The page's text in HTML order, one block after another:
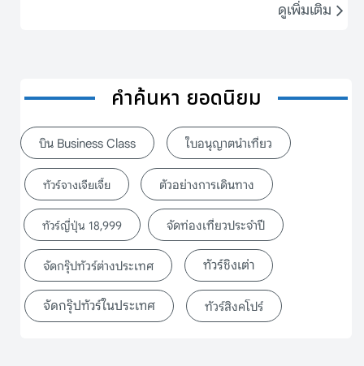
ดูเพิ่มเติม
คำค้นหา ยอดนิยม
บิน Business Class ใบอนุญาตนำเที่ยว
ทัวร์จางเจียเจี้ย ตัวอย่างการเดินทาง
ทัวร์ญี่ปุ่น 18,999 จัดท่องเที่ยวประจำปี
จัดกรุ๊ปทัวร์ต่างประเทศ ทัวร์ชิงเต่า
จัดกรุ๊ปทัวร์ในประเทศ ทัวร์สิงคโปร์